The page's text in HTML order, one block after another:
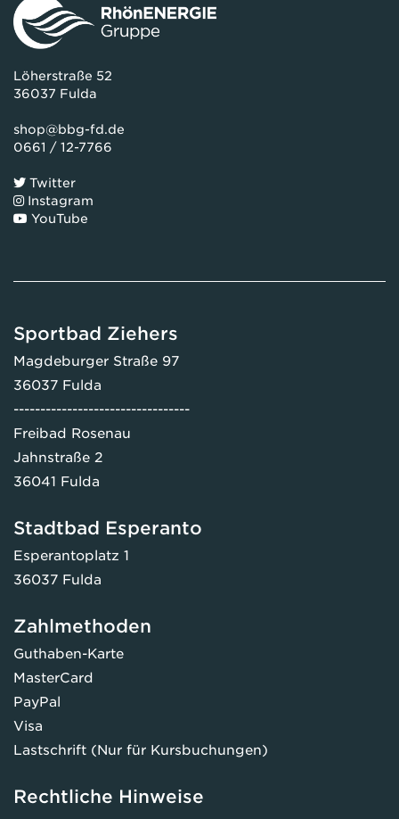
Löherstraße 52
36037 Fulda
shop@bbg-fd.de
0661 / 12-7766
Twitter
Instagram
YouTube
Sportbad Ziehers
Magdeburger Straße 97
36037 Fulda
---------------------------------
Freibad Rosenau
Jahnstraße 2
36041 Fulda
Stadtbad Esperanto
Esperantoplatz 1
36037 Fulda
Zahlmethoden
Guthaben-Karte
MasterCard
PayPal
Visa
Lastschrift (Nur für Kursbuchungen)
Rechtliche Hinweise